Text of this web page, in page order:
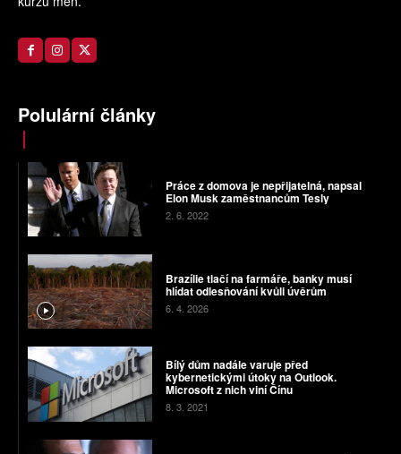
Polulární články
Práce z domova je nepřijatelná, napsal
Elon Musk zaměstnancům Tesly
2. 6. 2022
Brazílie tlačí na farmáře, banky musí
hlídat odlesňování kvůli úvěrům
6. 4. 2026
Bílý dům nadále varuje před
kybernetickými útoky na Outlook.
Microsoft z nich viní Čínu
8. 3. 2021